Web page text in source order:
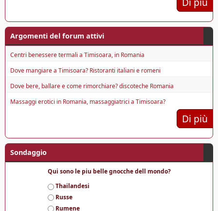
Argomenti del forum attivi
Centri benessere termali a Timisoara, in Romania
Dove mangiare a Timisoara? Ristoranti italiani e romeni
Dove bere, ballare e come rimorchiare? discoteche Romania
Massaggi erotici in Romania, massaggiatrici a Timisoara?
Di più
Sondaggio
Qui sono le piu belle gnocche dell mondo?
S
c
e
Thailandesi
Russe
Rumene